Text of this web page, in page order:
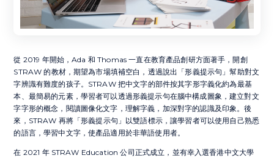
從 2019 年開始，Ada 和 Thomas ⼀直在教育產品創研⽅⾯著⼿，開創
STRAW 的教材，期望為市場填補空⽩，透過說出「形義提示句」幫助對⽂
字辨識有難度的孩⼦。STRAW 把中⽂字的部件按其字形字義化約為最基
本、最簡易的元素，學習者可以透過形義提示句在腦中構成圖象，建立對⽂
字字形的概念，閱讀圖像化⽂字，理解字義，加深對字的認識及印象。後
來，STRAW 再將「形義提示句」以雙語標示，讓學習者可以使⽤⾃⼰熟悉
的語⾔，學習中⽂字，使產品適⽤於非華語使⽤者。
在 2021 年 STRAW Education 公司正式成立，並有幸入選香港中⽂⼤學